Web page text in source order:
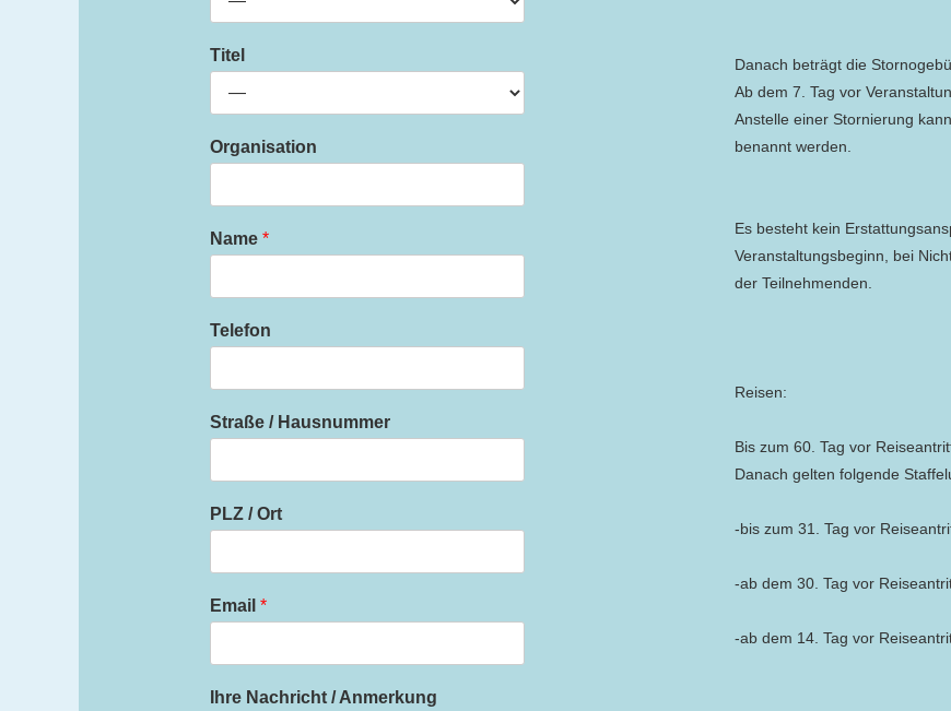
Titel
Organisation
Name *
Telefon
Straße / Hausnummer
PLZ / Ort
Email *
Ihre Nachricht / Anmerkung
Danach beträgt die
Ab dem 7. Tag vor
Anstelle einer Stornierung
benannt werden.
Es besteht kein
Veranstaltungsbeginn, bei
der Teilnehmenden.
Reisen:
Bis zum 60. Tag vor
Danach gelten folgende
-bis zum 31. Tag vor
-ab dem 30. Tag vor
-ab dem 14. Tag vor